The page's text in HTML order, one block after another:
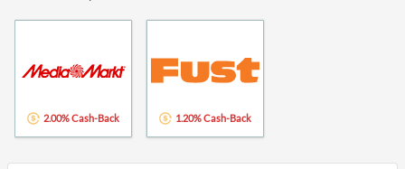
2.00% Cash-Back 1.20% Cash-Back